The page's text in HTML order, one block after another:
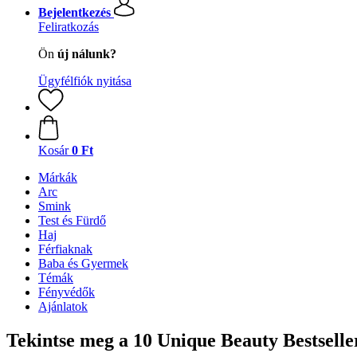
Bejelentkezés
Feliratkozás
Ön új nálunk?
Ügyfélfiók nyitása
Kosár 0 Ft
Márkák
Arc
Smink
Test és Fürdő
Haj
Férfiaknak
Baba és Gyermek
Témák
Fényvédők
Ajánlatok
Tekintse meg a 10 Unique Beauty